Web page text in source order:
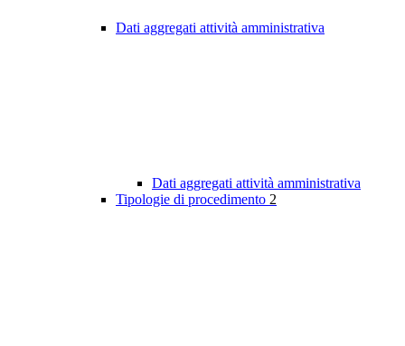
Dati aggregati attività amministrativa
Dati aggregati attività amministrativa
Tipologie di procedimento 2